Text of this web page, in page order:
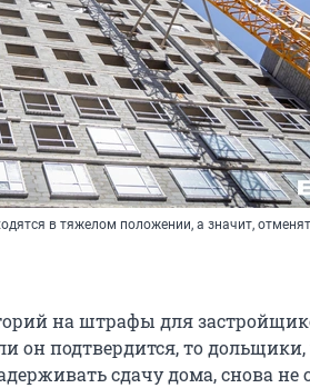
в тяжелом положении, а значит,
на штрафы для
он подтвердится, то дольщики,
сдачу дома, снова не